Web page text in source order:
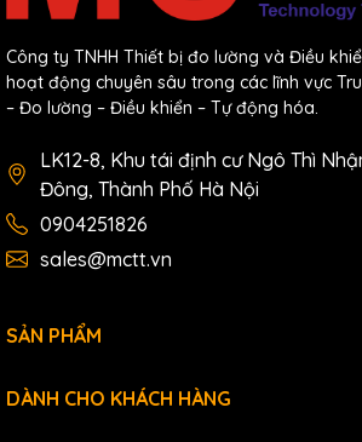
Công ty TNHH Thiết bị đo lường và Điều
hoạt động chuyên sâu trong các lĩnh vực
– Đo lường – Điều khiển – Tự động hóa.
LK12-8, Khu tái định cư Ngô Thì
Đông, Thành Phố Hà Nội
0904251826
sales@mctt.vn
SẢN PHẨM
DÀNH CHO KHÁCH HÀNG